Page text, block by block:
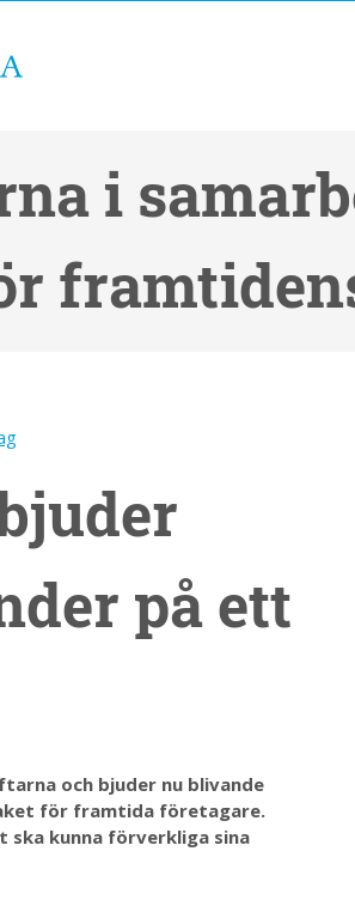
i
på ett
och bjuder nu blivande
för framtida företagare.
kunna förverkliga sina